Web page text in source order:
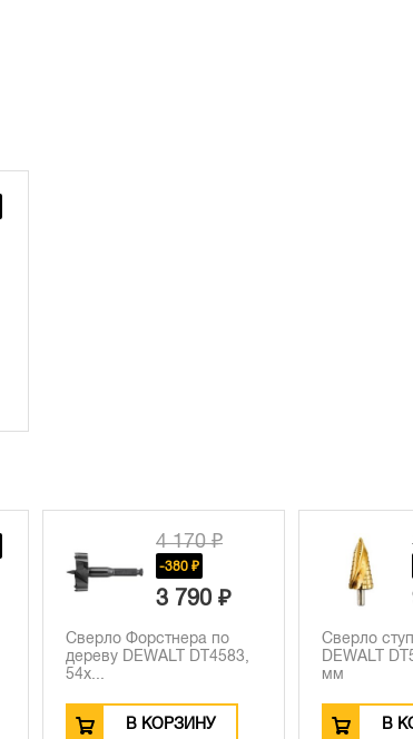
15 000 ₽
-5410 ₽
9 590 ₽
Сверло ступенчатое
DEWALT DT5031, 20-34
мм
В КОРЗИНУ
Пилка для
DEWALT
дереву из...
В